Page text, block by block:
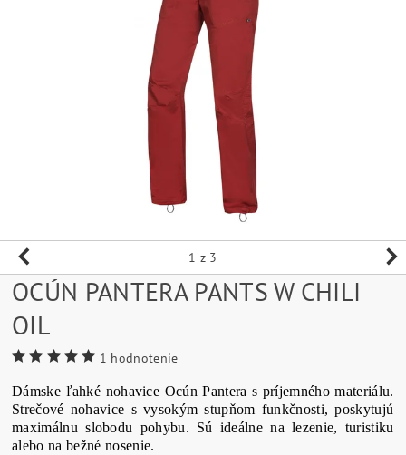
1 z 3
OCÚN PANTERA PANTS W CHILI
OIL
1 hodnotenie
Dámske ľahké nohavice Ocún Pantera s príjemného materiálu.
Strečové nohavice s vysokým stupňom funkčnosti, poskytujú
maximálnu slobodu pohybu. Sú ideálne na lezenie, turistiku
alebo na bežné nosenie.